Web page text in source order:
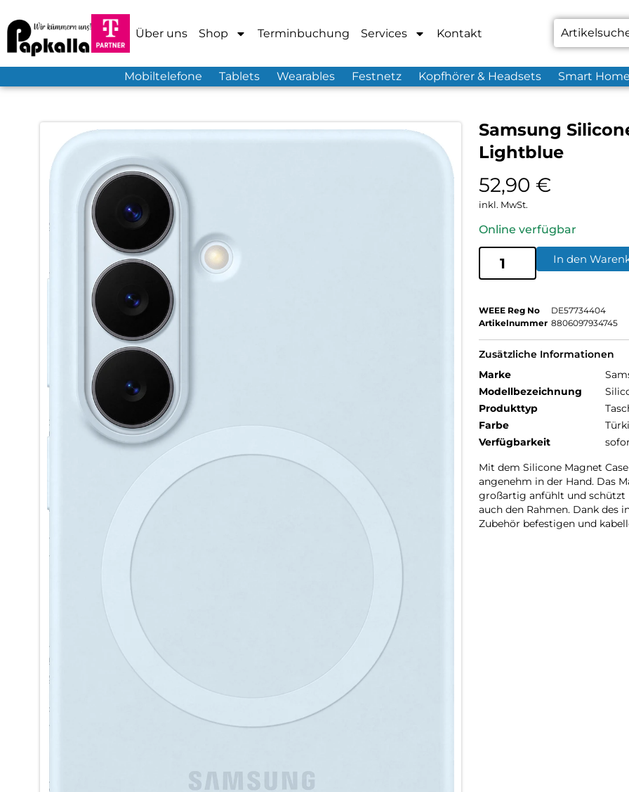
Über uns Shop Terminbuchung Services Kontakt
Mobiltelefone Tablets Wearables Festnetz Kopfhörer & Headsets Smart
Samsung
Lightblue
52,90 €
inkl. MwSt.
Online verfügbar
In den
WEEE Reg No
DE57734404
Artikelnummer 8806097934745
Zusätzliche Informationen
Marke
Modellbezeichnung
Produkttyp
Farbe
Verfügbarkeit
Mit dem Silicone Magnet
angenehm in der Hand. Das
großartig anfühlt und schützt
auch den Rahmen. Dank des
Zubehör befestigen und